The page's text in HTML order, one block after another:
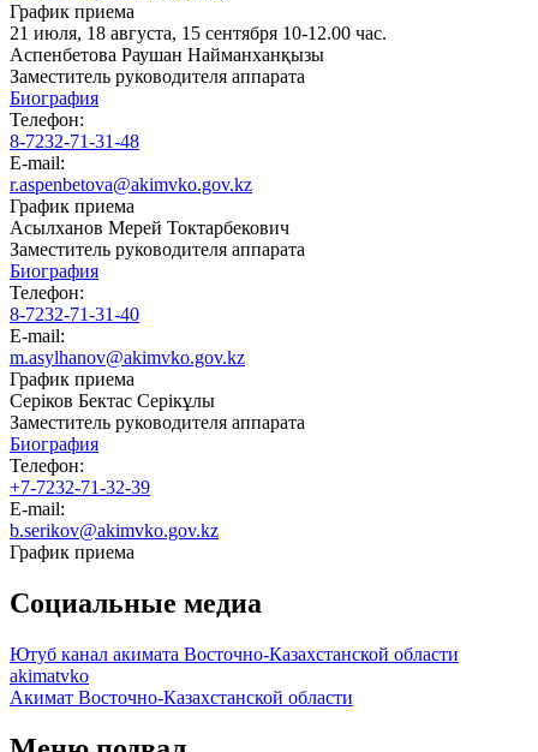
График приема
21 июля, 18 августа, 15 сентября 10-12.00 час.
Аспенбетова Раушан Найманханқызы
Заместитель руководителя аппарата
Биография
Телефон:
8-7232-71-31-48
E-mail:
r.aspenbetova@akimvko.gov.kz
График приема
Асылханов Мерей Токтарбекович
Заместитель руководителя аппарата
Биография
Телефон:
8-7232-71-31-40
E-mail:
m.asylhanov@akimvko.gov.kz
График приема
Серіков Бектас Серікұлы
Заместитель руководителя аппарата
Биография
Телефон:
+7-7232-71-32-39
E-mail:
b.serikov@akimvko.gov.kz
График приема
Социальные медиа
Ютуб канал акимата Восточно-Казахстанской области
akimatvko
Акимат Восточно-Казахстанской области